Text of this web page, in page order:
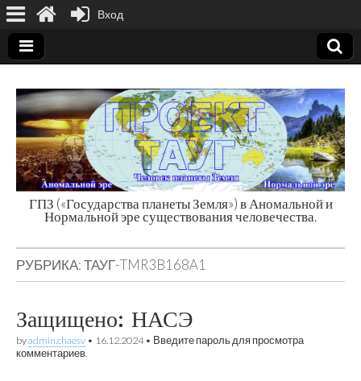
Государства
планеты Земля
ГПЗ («Государства планеты Земля») в Аномальной и
Нормальной эре существования человечества.
РУБРИКА:ТАУГ-TMR3B168A1
Защищено: НАСЭ
byadmin.chaesv • 16.12.2024• Введите пароль для просмотра
комментариев.
Вход